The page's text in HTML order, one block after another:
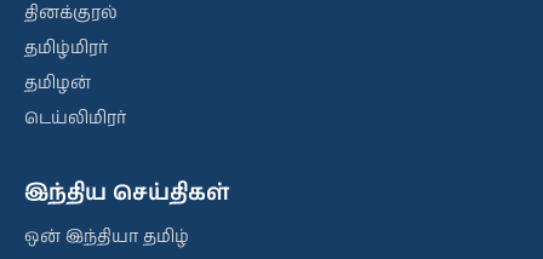
தினக்குரல்
தமிழ்மிரர்
தமிழன்
டெய்லிமிரர்
இந்திய செய்திகள்
ஒன் இந்தியா தமிழ்